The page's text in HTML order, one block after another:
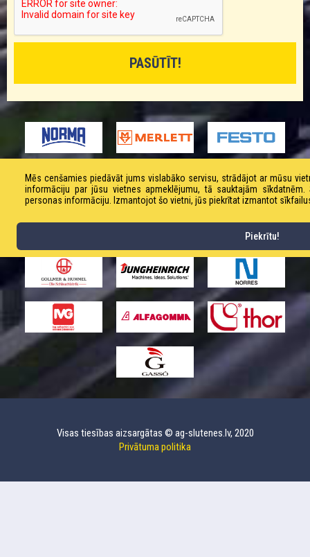
Visas tiesības aizsargātas © ag-slutenes.lv, 2020
Privātuma politika
Mēs cenšamies piedāvāt jums vislabāko servisu, strādājot ar mūsu
informāciju par jūsu vietnes apmeklējumu, tā sauktajām
personas informāciju. Izmantojot šo vietni, jūs piekrītat izmantot
Piekrītu!